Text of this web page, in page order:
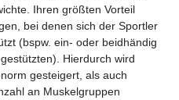
Ihren größten Vorteil
bei denen sich der Sportler
(bspw. ein- oder beidhändig
Hierdurch wird
gesteigert, als auch
an Muskelgruppen